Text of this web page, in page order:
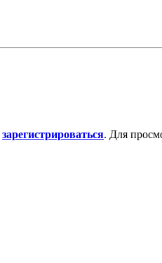
зарегистрироваться. Для